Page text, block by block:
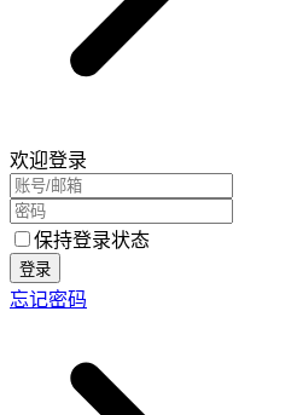
欢迎登录
保持登录状态
登录
忘记密码